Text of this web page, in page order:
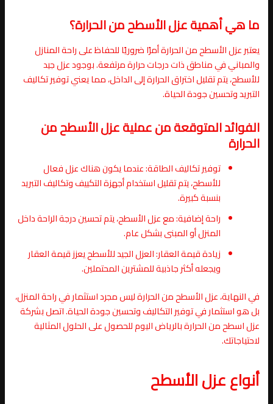
ما هي أهمية عزل الأسطح من الحرارة؟
يعتبر عزل الأسطح من الحرارة أمرًا ضروريًا للحفاظ على راحة المنازل
والمباني في مناطق ذات درجات حرارة مرتفعة. بوجود عزل جيد
للأسطح، يتم تقليل اختراق الحرارة إلى الداخل، مما يعني توفير تكاليف
التبريد وتحسين جودة الحياة.
الفوائد المتوقعة من عملية عزل الأسطح من
الحرارة
توفير تكاليف الطاقة: عندما يكون هناك عزل فعال
للأسطح، يتم تقليل استخدام أجهزة التكييف وتكاليف التبريد
بنسبة كبيرة.
راحة إضافية: مع عزل الأسطح، يتم تحسين درجة الراحة داخل
المنزل أو المبنى بشكل عام.
زيادة قيمة العقار: العزل الجيد للأسطح يعزز قيمة العقار
ويجعله أكثر جاذبية للمشترين المحتملين.
في النهاية، عزل الأسطح من الحرارة ليس مجرد استثمار في راحة المنزل،
بل هو استثمار في توفير التكاليف وتحسين جودة الحياة. اتصل بشركة
عزل اسطح من الحرارة بالرياض اليوم للحصول على الحلول المثالية
لاحتياجاتك.
أنواع عزل الأسطح